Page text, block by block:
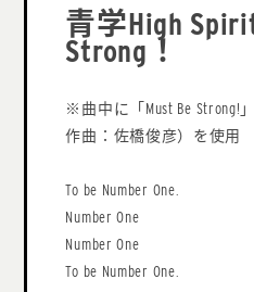
青学High
Strong！
※曲中に「Must Be Strong!
作曲：佐橋俊彦）を使用
To be Number One.
Number One
Number One
To be Number One.